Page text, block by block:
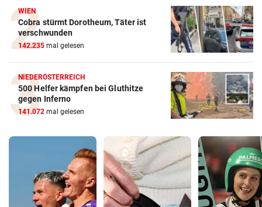
WIEN
Cobra stürmt Dorotheum, Täter ist
verschwunden
142.235 mal gelesen
NIEDERÖSTERREICH
500 Helfer kämpfen bei Gluthitze
gegen Inferno
141.072 mal gelesen